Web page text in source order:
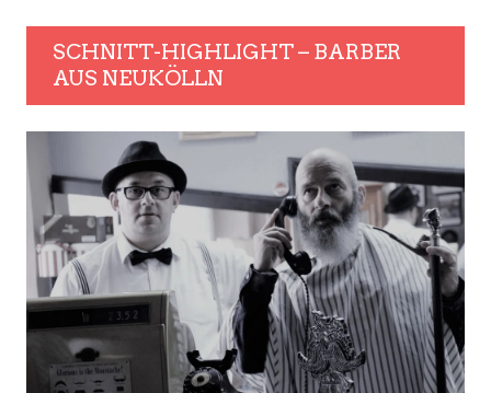
SCHNITT-HIGHLIGHT – BARBER
AUS NEUKÖLLN